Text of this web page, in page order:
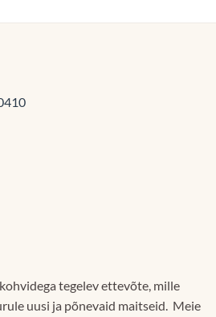
11.90€.
tegelev ettevõte, mille
uusi ja põnevaid maitseid. Meie